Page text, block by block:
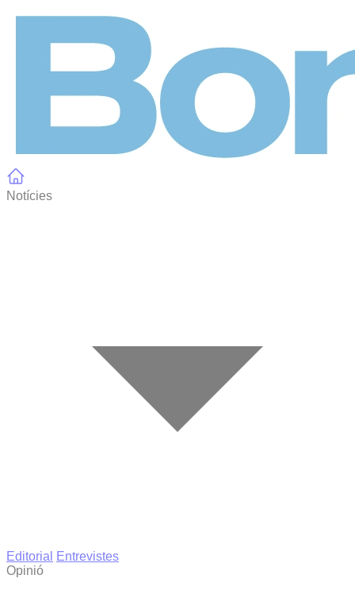
Notícies
Editorial
Entrevistes
Opinió